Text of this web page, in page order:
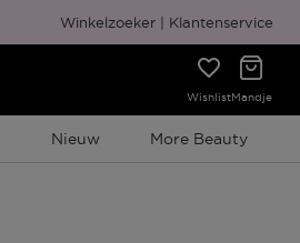
Winkelzoeker Klantenservice
WishlistMandje
Nieuw More Beauty